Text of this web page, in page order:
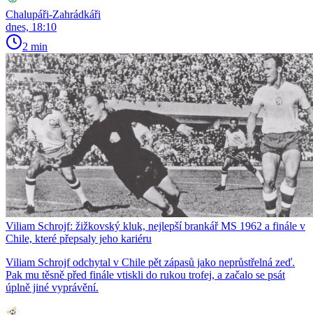
Chalupáři-Zahrádkáři
dnes, 18:10
2 min
Viliam Schrojf: žižkovský kluk, nejlepší brankář MS 1962 a finále v
Chile, které přepsaly jeho kariéru
Viliam Schrojf odchytal v Chile pět zápasů jako neprůstřelná zeď.
Pak mu těsně před finále vtiskli do rukou trofej, a začalo se psát
úplně jiné vyprávění.